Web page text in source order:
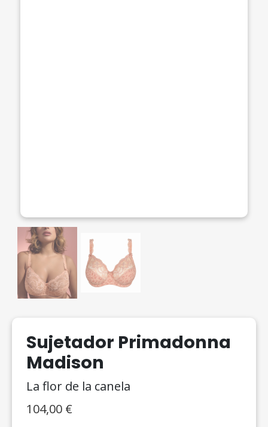
Sujetador Primadonna
Madison
La flor de la canela
104,00 €